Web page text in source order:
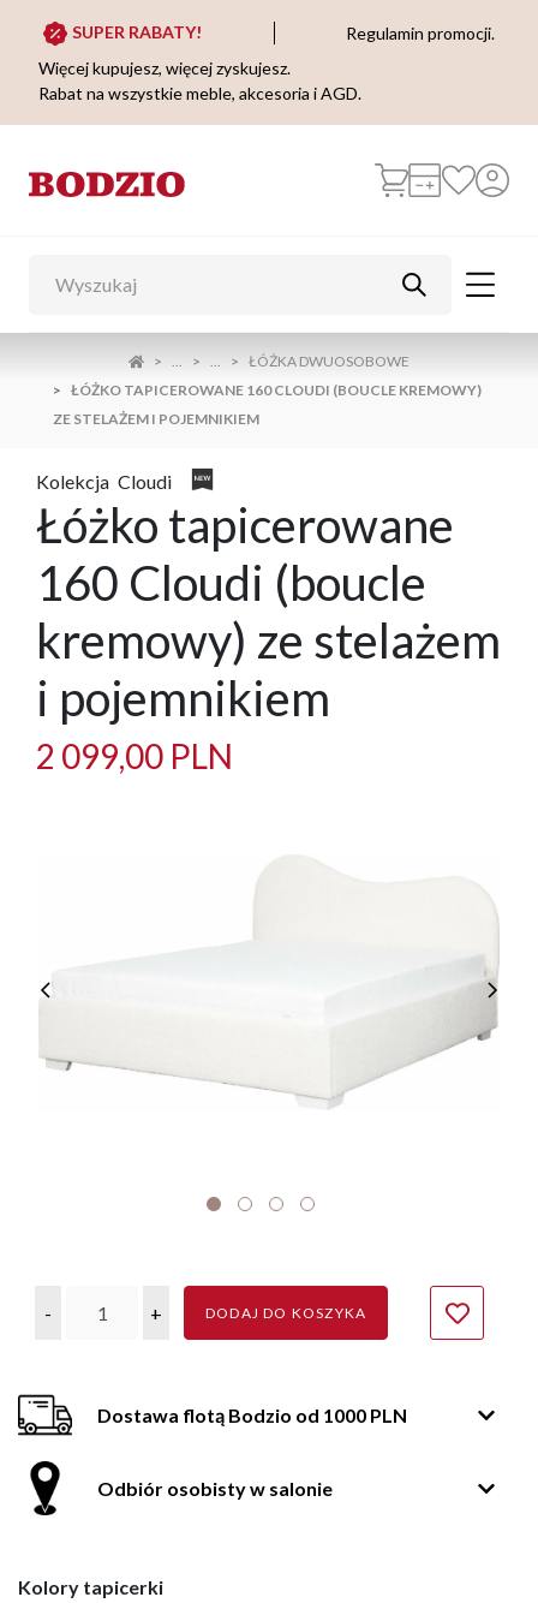
SUPER RABATY!
Regulamin promocji.
Więcej kupujesz, więcej zyskujesz.
Rabat na wszystkie meble, akcesoria i AGD.
... ...
ŁÓŻKA DWUOSOBOWE
ŁÓŻKO TAPICEROWANE 160 CLOUDI (BOUCLE KREMOWY)
ZE STELAŻEM I POJEMNIKIEM
Kolekcja Cloudi
Łóżko tapicerowane
160 Cloudi (boucle
kremowy) ze stelażem
i pojemnikiem
2 099,00 PLN
- + DODAJ DO KOSZYKA
Dostawa flotą Bodzio od 1000 PLN
Odbiór osobisty w salonie
Kolory tapicerki